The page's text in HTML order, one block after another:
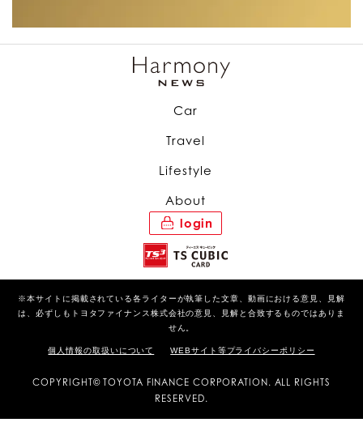
Car
Travel
Lifestyle
About
login
※本サイトに掲載されている各ライターが執筆した文章、動画における意見、見解
は、必ずしもトヨタファイナンス株式会社の意見、見解と合致するものではありま
せん。
個人情報の取扱いについて WEBサイト等プライバシーポリシー
COPYRIGHT© TOYOTA FINANCE CORPORATION. ALL RIGHTS
RESERVED.